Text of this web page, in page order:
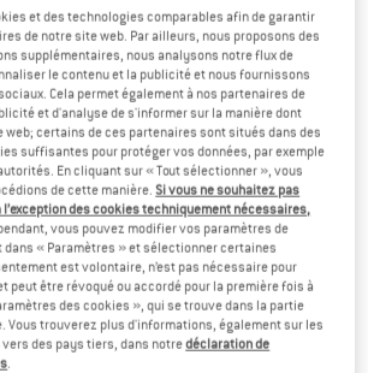
et des technologies comparables afin de garantir
de notre site web. Par ailleurs, nous proposons des
supplémentaires, nous analysons notre flux de
le contenu et la publicité et nous fournissons
Cela permet également à nos partenaires de
et d'analyse de s'informer sur la manière dont
certains de ces partenaires sont situés dans des
suffisantes pour protéger vos données, par exemple
En cliquant sur « Tout sélectionner », vous
de cette manière.Si vous ne souhaitez pas
des cookies techniquement nécessaires,
vous pouvez modifier vos paramètres de
dans « Paramètres » et sélectionner certaines
est volontaire, n’est pas nécessaire pour
peut être révoqué ou accordé pour la première fois à
des cookies », qui se trouve dans la partie
Vous trouverez plus d'informations, également sur les
des pays tiers, dans notredéclaration de
.